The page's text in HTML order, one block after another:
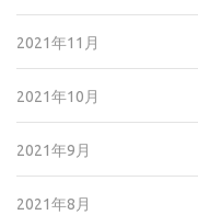
2021年11月
2021年10月
2021年9月
2021年8月